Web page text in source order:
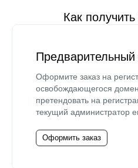
Как
Предварительный
Оформите заказ на
освобождающегося
претендовать на
текущий администратор
Оформить заказ